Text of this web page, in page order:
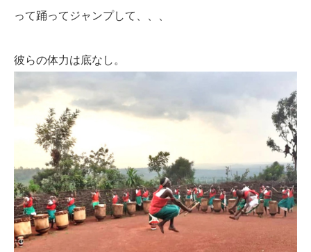
って踊ってジャンプして、、、
彼らの体力は底なし。